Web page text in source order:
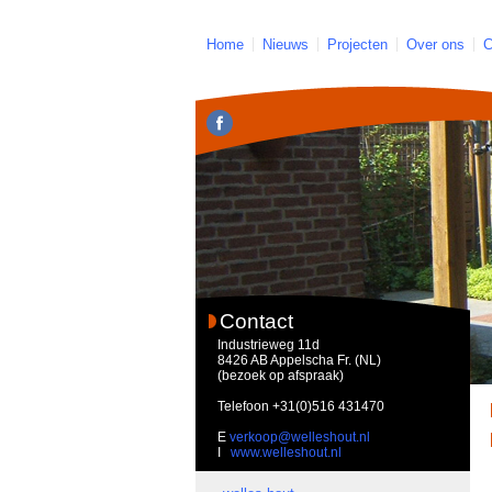
Home Nieuws Projecten Over ons
Contact
Industrieweg 11d
8426 AB Appelscha Fr. (NL)
(bezoek op afspraak)
Telefoon +31(0)516 431470
E verkoop@welleshout.nl
www.welleshout.nl